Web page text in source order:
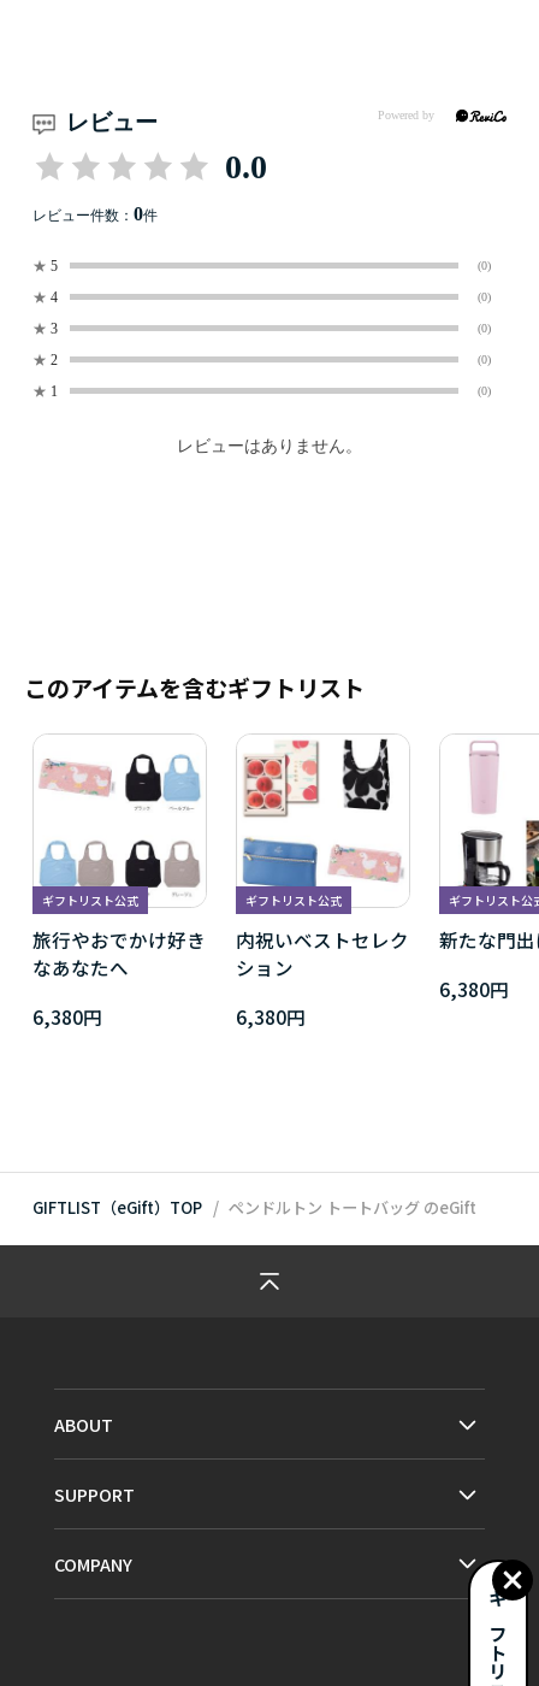
レビュー
0.0
レビュー件数： 0件
★ 5 (0)
★ 4 (0)
★ 3 (0)
★ 2 (0)
★ 1 (0)
レビューはありません。
このアイテムを含むギフトリスト
ギフトリスト公式
旅行やおでかけ好き
なあなたへ
6,380円
ギフトリスト公式
内祝いベストセレク
ション
6,380円
ギフトリスト公
新たな門
6,380円
GIFTLIST（eGift）TOP ペンドルトン トートバッグ のeGift
ABOUT
SUPPORT
COMPANY